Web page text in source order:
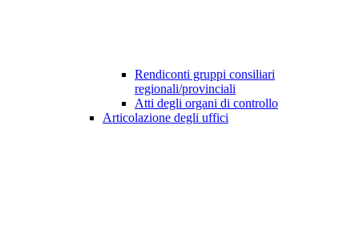
Rendiconti gruppi consiliari
regionali/provinciali
Atti degli organi di controllo
Articolazione degli uffici